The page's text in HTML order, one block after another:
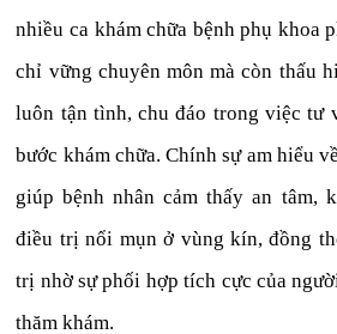
nhiều ca khám chữa bệnh phụ khoa
chỉ vững chuyên môn mà còn thấu
luôn tận tình, chu đáo trong việc tư
bước khám chữa. Chính sự am hiểu
giúp bệnh nhân cảm thấy an tâm,
điều trị nổi mụn ở vùng kín, đồng
trị nhờ sự phối hợp tích cực của
thăm khám.